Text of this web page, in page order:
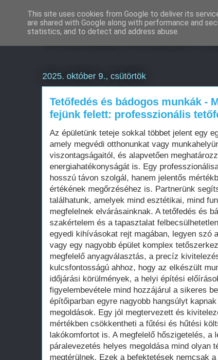
Weboldal készítés
2025. október 9., csütörtök
Tetőfedés és bádogos munkák -
fejünk felett: professzionális
Az épületünk teteje sokkal többet jelent egy
amely megvédi otthonunkat vagy
viszontagságaitól, és alapvetően
energiahatékonyságát is. Egy
hosszú távon szolgál, hanem jelentős
értékének megőrzéséhez is. Partnerünk
találhatunk, amelyek mind esztétikai, mind
megfelelnek elvárásainknak. A tetőfedés és
szakértelem és a tapasztalat
egyedi kihívásokat rejt magában, legyen szó
vagy egy nagyobb épület komplex
megfelelő anyagválasztás, a precíz
kulcsfontosságú ahhoz, hogy az elkészült
időjárási körülmények, a helyi építési
figyelembevétele mind hozzájárul a sikeres
építőiparban egyre nagyobb hangsúlyt
megoldások. Egy jól megtervezett és
mértékben csökkentheti a fűtési és hűtési
lakókomfortot is. A megfelelő hőszigetelés, a
páralevezetés helyes megoldása mind olyan
megtérülnek. Ezek a befektetések nemcsak
This site uses cookies from Google to deliver its
are shared with Google along with performance and
statistics, and to detect and address abuse.